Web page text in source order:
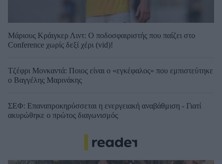
Μάριους Κράιγκερ Λιντ: Ο ποδοσφαιριστής που παίζει στο
Conference χωρίς δεξί χέρι (vid)!
Τζέφρι Μονκαντά: Ποιος είναι ο «εγκέφαλος» που εμπιστεύτηκε
ο Βαγγέλης Μαρινάκης
ΣΕΦ: Επαναπροκηρύσσεται η ενεργειακή αναβάθμιση - Γιατί
ακυρώθηκε ο πρώτος διαγωνισμός